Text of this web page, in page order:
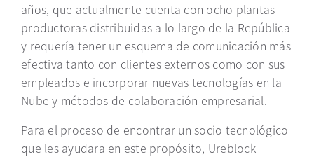
años, que actualmente cuenta con ocho plantas
productoras distribuidas a lo largo de la República
y requería tener un esquema de comunicación más
efectiva tanto con clientes externos como con sus
empleados e incorporar nuevas tecnologías en la
Nube y métodos de colaboración empresarial.
Para el proceso de encontrar un socio tecnológico
que les ayudara en este propósito, Ureblock